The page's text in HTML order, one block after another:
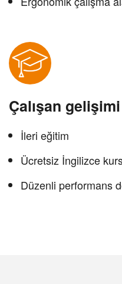
Çalışan gelişimi
İleri eğitim
Ücretsiz İngilizce
Düzenli performans